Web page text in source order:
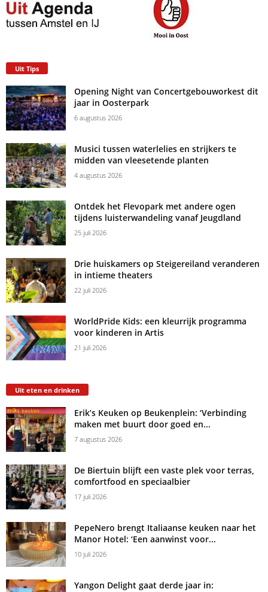
Uit Tips
Opening Night van Concertgebouworkest dit
jaar in Oosterpark
6 augustus 2026
Musici tussen waterlelies en strijkers te
midden van vleesetende planten
4 augustus 2026
Ontdek het Flevopark met andere ogen
tijdens luisterwandeling vanaf Jeugdland
25 juli 2026
Drie huiskamers op Steigereiland veranderen
in intieme theaters
22 juli 2026
WorldPride Kids: een kleurrijk programma
voor kinderen in Artis
21 juli 2026
Uit eten en drinken
Erik’s Keuken op Beukenplein: ‘Verbinding
maken met buurt door goed en...
7 augustus 2026
De Biertuin blijft een vaste plek voor terras,
comfortfood en speciaalbier
17 juli 2026
PepeNero brengt Italiaanse keuken naar het
Manor Hotel: ‘Een aanwinst voor...
10 juli 2026
Yangon Delight gaat derde jaar in: